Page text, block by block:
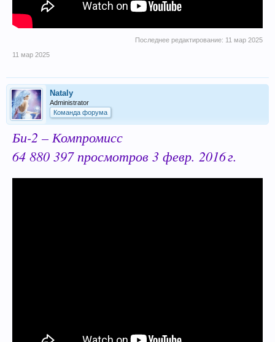
Последнее редактирование: 11 мар 2025
11 мар 2025
Nataly
Administrator
Команда форума
Би-2 – Компромисс
64 880 397 просмотров 3 февр. 2016 г.